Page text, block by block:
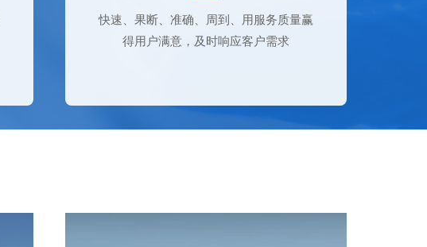
快速、果断、准确、周到、用服务质量赢
得用户满意，及时响应客户需求